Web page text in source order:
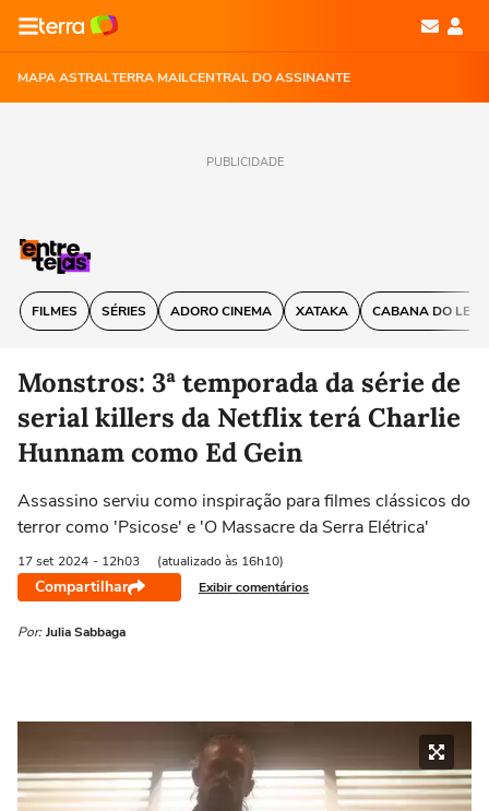
MAPA ASTRALTERRA MAILCENTRAL DO ASSINANTE
PUBLICIDADE
FILMES SÉRIES ADORO CINEMA XATAKA CABANA DO
Monstros: 3ª temporada da série de
serial killers da Netflix terá Charlie
Hunnam como Ed Gein
Assassino serviu como inspiração para filmes clássicos do
terror como 'Psicose' e 'O Massacre da Serra Elétrica'
17 set 2024 - 12h03 (atualizado às 16h10)
Compartilhar Exibir comentários
Por: Julia Sabbaga